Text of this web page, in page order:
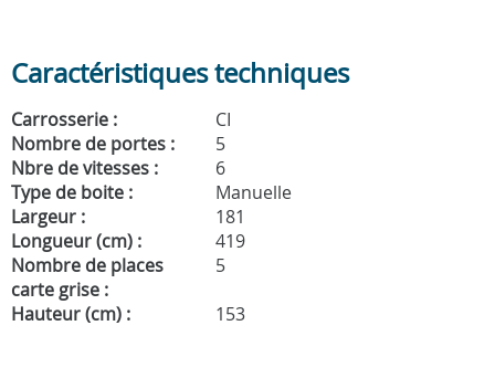
Caractéristiques techniques
Carrosserie :
CI
Nombre de portes :
5
Nbre de vitesses :
6
Type de boite :
Manuelle
Largeur :
181
Longueur (cm) :
419
Nombre de places
carte grise :
5
Hauteur (cm) :
153